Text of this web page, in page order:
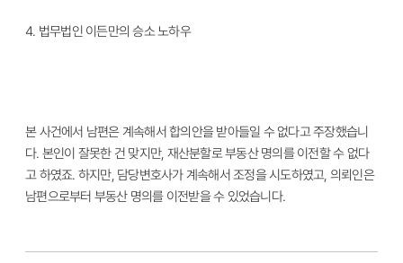
4. 법무법인 이든만의 승소 노하우
본 사건에서 남편은 계속해서 합의안을 받아들일 수 없다고 주장했습니
다. 본인이 잘못한 건 맞지만, 재산분할로 부동산 명의를 이전할 수 없다
고 하였죠. 하지만, 담당변호사가 계속해서 조정을 시도하였고, 의뢰인은
남편으로부터 부동산 명의를 이전받을 수 있었습니다.